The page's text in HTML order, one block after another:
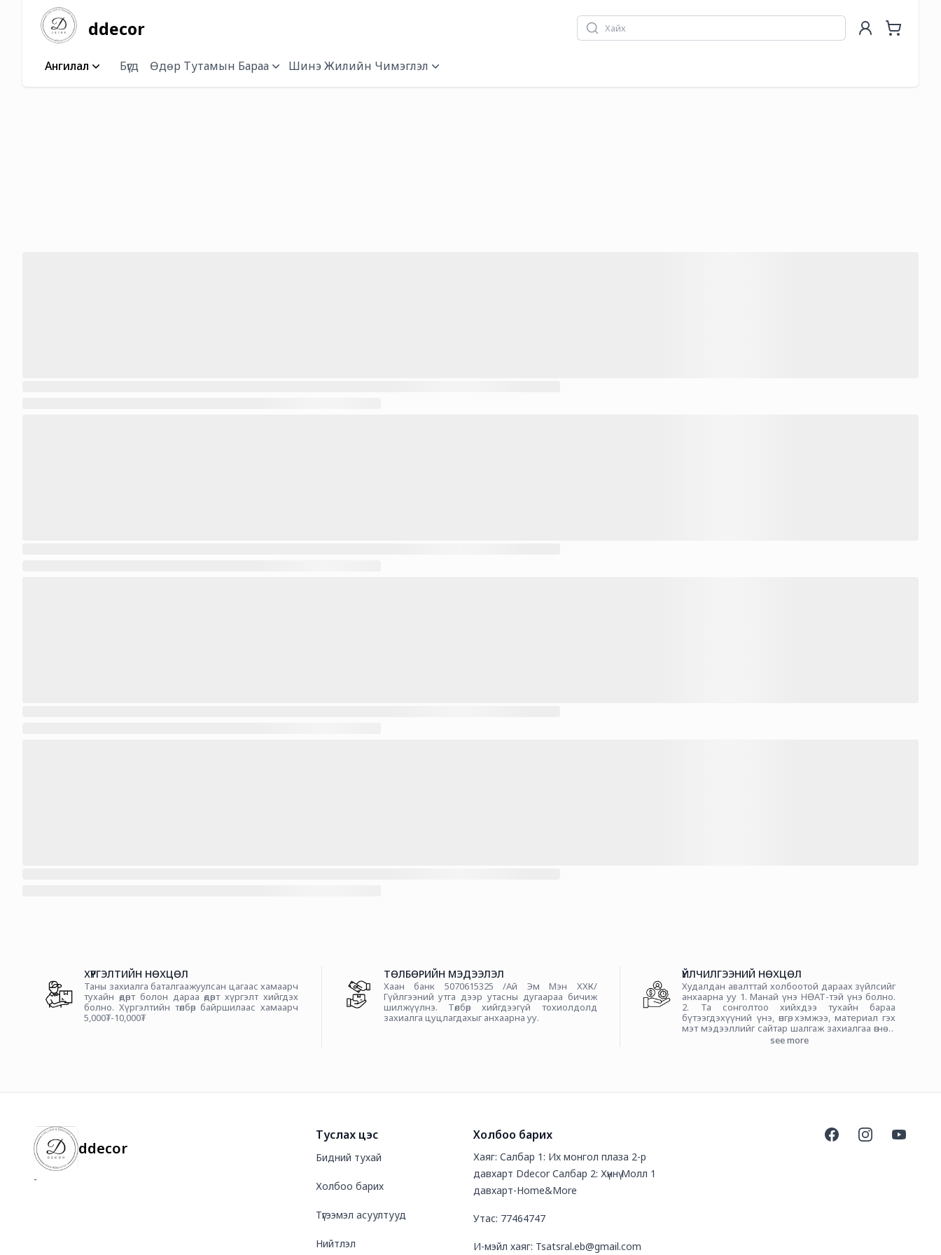
ddecor
Ангилал Бүгд Өдөр Тутамын Бараа Шинэ Жилийн Чимэглэл
Таны захиалга баталгаажуулсан цагаас хамаарч
тухайн өдөрт болон дараа өдөрт хүргэлт хийгдэх
болно. Хүргэлтийн төлбөр байршилаас хамаарч
5,000₮-10,000₮
ХҮРГЭЛТИЙН НӨХЦӨЛ
Хаан банк 5070615325 /Ай Эм Мэн ХХК/
Гүйлгээний утга дээр утасны дугаараа бичиж
шилжүүлнэ. Төлбөр хийгдээгүй тохиолдолд
захиалга цуцлагдахыг анхаарна уу.
ТӨЛБӨРИЙН МЭДЭЭЛЭЛ
Худалдан авалттай холбоотой дараах зүйлсийг
анхаарна уу 1. Манай үнэ НӨАТ-тэй үнэ болно.
2. Та сонголтоо хийхдээ тухайн бараа
бүтээгдэхүүний үнэ, өнгө, хэмжээ, материал гэх
мэт мэдээллийг сайтар шалгаж захиалгаа өгнө үү
Манайхыг сонгосонд баярлалаа
see more
ҮЙЛЧИЛГЭЭНИЙ НӨХЦӨЛ
ddecor
-
Туслах цэс
Бидний тухай
Холбоо барих
Түгээмэл асуултууд
Нийтлэл
Холбоо барих
Хаяг: Салбар 1: Их монгол плаза 2-р
давхарт Ddecor Салбар 2: Хүннү Молл 1
давхарт-Home&More
Утас: 77464747
И-мэйл хаяг: Tsatsral.eb@gmail.com
FacebookInstagramYouTube